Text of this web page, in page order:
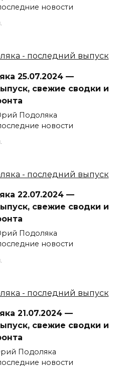
новости
25.07.2024 —
свежие сводки и
Подоляка
новости
22.07.2024 —
свежие сводки и
Подоляка
новости
21.07.2024 —
свежие сводки и
Подоляка
новости